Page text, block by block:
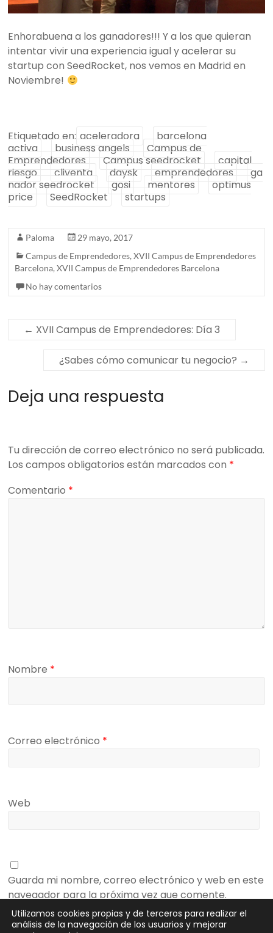
Enhorabuena a los ganadores!!! Y a los que quieran
intentar vivir una experiencia igual y acelerar su
startup con SeedRocket, nos vemos en Madrid en
Noviembre!
Etiquetado en: aceleradora
barcelona
activa
business angels
Campus de
Emprendedores
Campus seedrocket
capital
riesgo
cliventa daysk emprendedores
ga
nador seedrocket
gosi mentores
optimus
price
SeedRocket startups
Paloma
29 mayo, 2017
Campus de Emprendedores,XVII Campus de Emprendedores
Barcelona,XVII Campus de Emprendedores Barcelona
No hay comentarios
← XVII Campus de Emprendedores: Día 3
¿Sabes cómo comunicar tu negocio? →
Deja una respuesta
Tu dirección de correo electrónico no será publicada.
Los campos obligatorios están marcados con *
Comentario *
Nombre *
Correo electrónico *
Web
Guarda mi nombre, correo electrónico y web en este
navegador para la próxima vez que comente.
Utilizamos cookies propias y de terceros para realizar el
análisis de la navegación de los usuarios y mejorar